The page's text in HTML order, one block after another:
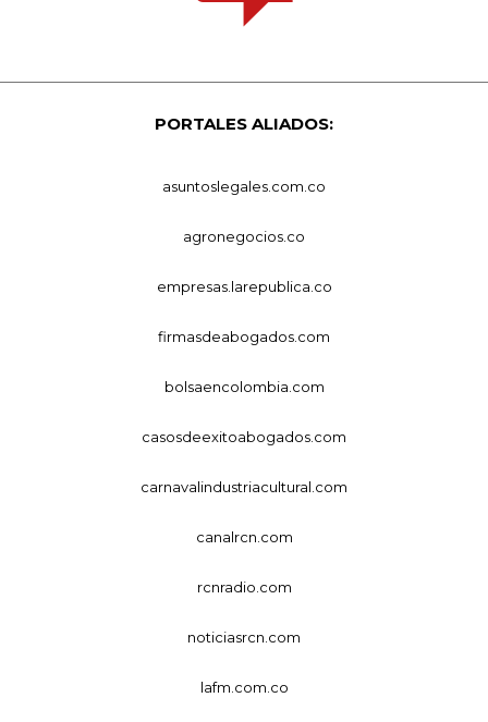
PORTALES ALIADOS:
asuntoslegales.com.co
agronegocios.co
empresas.larepublica.co
firmasdeabogados.com
bolsaencolombia.com
casosdeexitoabogados.com
carnavalindustriacultural.com
canalrcn.com
rcnradio.com
noticiasrcn.com
lafm.com.co